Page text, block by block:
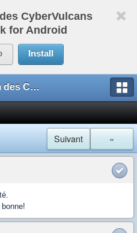
CyberVulcans
for Android
Install
Le forum des CyberVulcans
»
Suivant